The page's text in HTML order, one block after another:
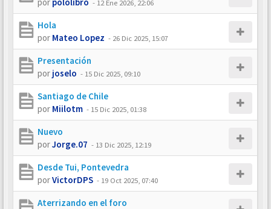
- 12 Ene 2026, 22:06
Hola
por Mateo Lopez - 26 Dic 2025, 15:07
Presentación
por joselo - 15 Dic 2025, 09:10
Santiago de Chile
por Miilotm - 15 Dic 2025, 01:38
Nuevo
porJorge.07 - 13 Dic 2025, 12:19
Desde Tui, Pontevedra
porVictorDPS - 19 Oct 2025, 07:40
Aterrizando en el foro